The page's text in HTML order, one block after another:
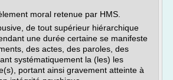
moral retenue par HMS.
de tout supérieur hiérarchique
une durée certaine se manifeste
des actes, des paroles, des
systématiquement la (les) les
portant ainsi gravement atteinte à